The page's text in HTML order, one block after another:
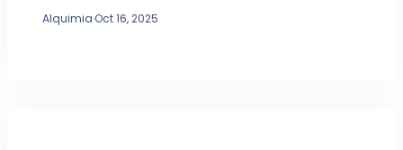
Alquimia·Oct 16, 2025